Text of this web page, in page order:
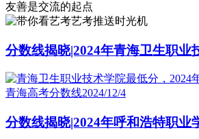
友善是交流的起点
艺考推送时光机
分数线揭晓|2024年青海卫生职
青海高考分数线2024/12/4
分数线揭晓|2024年呼和浩特职